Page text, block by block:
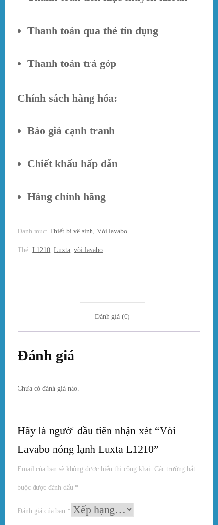
Thanh toán qua thẻ tín dụng
Thanh toán trả góp
Chính sách hàng hóa:
Báo giá cạnh tranh
Chiết khấu hấp dẫn
Hàng chính hãng
Danh mục:Thiết bị vệ sinh ,Vòi lavabo
Thẻ:L1210 ,Luxta ,vòi lavabo
Đánh giá (0)
Đánh giá
Chưa có đánh giá nào.
Hãy là người đầu tiên nhận xét “Vòi
Lavabo nóng lạnh Luxta L1210”
Email của bạn sẽ không được hiển thị công khai. Các trường bắt
buộc được đánh dấu *
Đánh giá của bạn *